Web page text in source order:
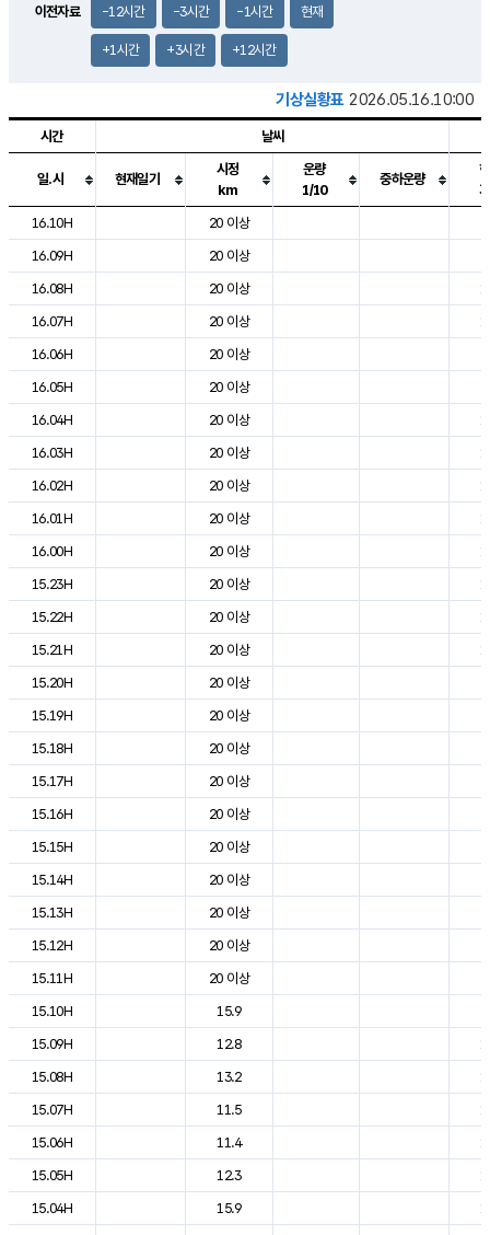
이전자료 -12시간 -3시간 -1시간 현재
+1시간 +3시간 +12시간
기상실황표 2026.05.16.10:00
도시별 기상실황표로 지점, 날씨, 기온, 강수, 바람, 기압등을 안내한 표입
시간 날씨
일.시 현재일기
시정
km
운량
1/10
중하운량
16.10H
20 이상
16.09H
20 이상
16.08H
20 이상
16.07H
20 이상
16.06H
20 이상
16.05H
20 이상
16.04H
20 이상
16.03H
20 이상
16.02H
20 이상
16.01H
20 이상
16.00H
20 이상
15.23H
20 이상
15.22H
20 이상
15.21H
20 이상
15.20H
20 이상
15.19H
20 이상
15.18H
20 이상
15.17H
20 이상
15.16H
20 이상
15.15H
20 이상
15.14H
20 이상
15.13H
20 이상
15.12H
20 이상
15.11H
20 이상
15.10H
15.9
15.09H
12.8
15.08H
13.2
15.07H
11.5
15.06H
11.4
15.05H
12.3
15.04H
15.9